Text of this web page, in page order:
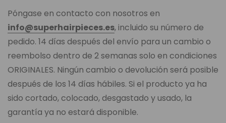
Póngase en contacto con nosotros en
info@superhairpieces.es, incluido su número de
pedido. 14 días después del envío para un cambio o
reembolso dentro de 2 semanas solo en condiciones
ORIGINALES. Ningún cambio o devolución será posible
después de los 14 días hábiles. Si el producto ya ha
sido cortado, colocado, desgastado y usado, la
garantía ya no estará disponible.